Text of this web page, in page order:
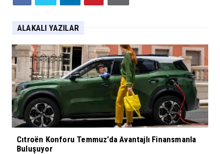
ALAKALI YAZILAR
Cıtroën Konforu Temmuz’da Avantajlı Finansmanla
Buluşuyor